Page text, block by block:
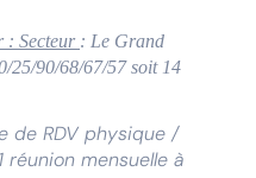
: Secteur : Le Grand
25/90/68/67/57 soit 14
de RDV physique /
mensuelle à